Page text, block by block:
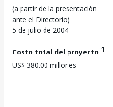
(a partir de la presentación
ante el Directorio)
5 de julio de 2004
Costo total del proyecto 1
US$ 380.00 millones